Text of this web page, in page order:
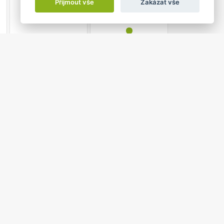
•
Přijmout vše Zakázat vše